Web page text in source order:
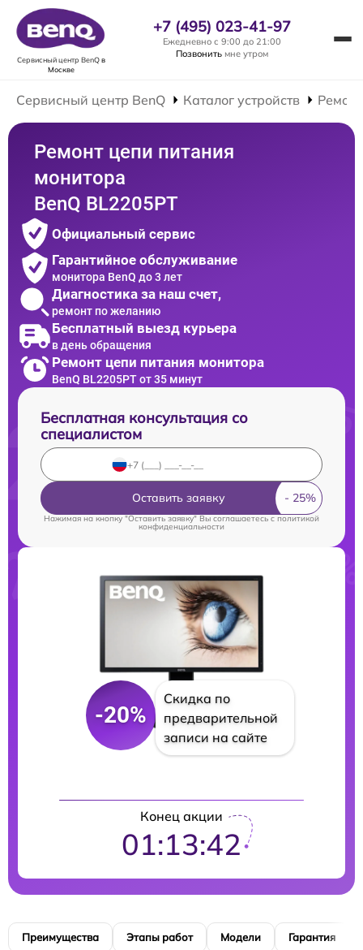
Сервисный центр BenQв
Москве
+7 (495) 023-41-97
Ежедневно с 9:00 до 21:00
Позвонить мне утром
Сервисный центр BenQ Каталог устройств
Ремонт цепи питания
монитора
BenQ BL2205PT
Официальный сервис
Гарантийное обслуживание
монитора BenQ до 3 лет
Диагностика за наш счет,
ремонт по желанию
Бесплатный выезд курьера
в день обращения
Ремонт цепи питания монитора
BenQ BL2205PT от 35 минут
Бесплатная консультация со
специалистом
Оставить заявку
Нажимая на кнопку "Оставить заявку" Вы соглашаетесь cполитикой
конфиденциальности
-20%
Скидка по
предварительной
записи на сайте
Конец акции
01:13:41
Преимущества Этапы работ Модели Гарантия